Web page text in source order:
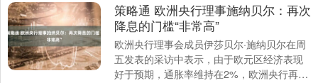
策略通 欧洲央行理事施纳贝尔：再次
降息的门槛“非常高”
欧洲央行理事会成员伊莎贝尔·施纳贝尔在周
五发表的采访中表示，由于欧元区经济表现
好于预期，通胀率维持在2%，欧洲央行再次